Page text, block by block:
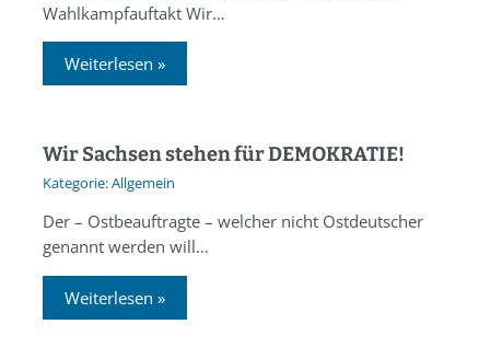
Wahlkampfauftakt Wir…
Weiterlesen »
Wir Sachsen stehen für DEMOKRATIE!
Allgemein
Der – Ostbeauftragte – welcher nicht Ostdeutscher
genannt werden will…
Weiterlesen »